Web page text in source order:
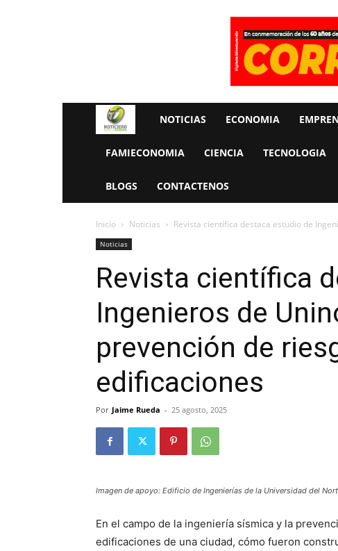
Rueda
La
Economia
NOTICIAS ECONOMIA
FAMIECONOMIA CIENCIA TECNOLOGIA
BLOGS CONTACTENOS
Inicio Noticias Revista científica destaca estudio de
Noticias
Revista científica
Ingenieros de
prevención de
edificaciones
Por Jaime Rueda - 25 agosto, 2025
Imagen de apoyo: Edificio de Ingenierías de la Universidad del
En el campo de la ingeniería sísmica y la
edificaciones de una ciudad, cómo fueron